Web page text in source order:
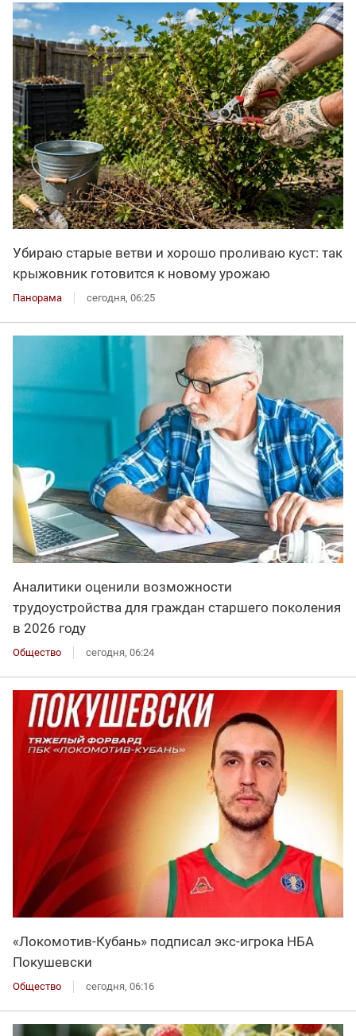
Убираю старые ветви и хорошо проливаю куст: так
крыжовник готовится к новому урожаю
Панорама сегодня, 06:25
Аналитики оценили возможности
трудоустройства для граждан старшего поколения
в 2026 году
Общество сегодня, 06:24
«Локомотив-Кубань» подписал экс-игрока НБА
Покушевски
Общество сегодня, 06:16